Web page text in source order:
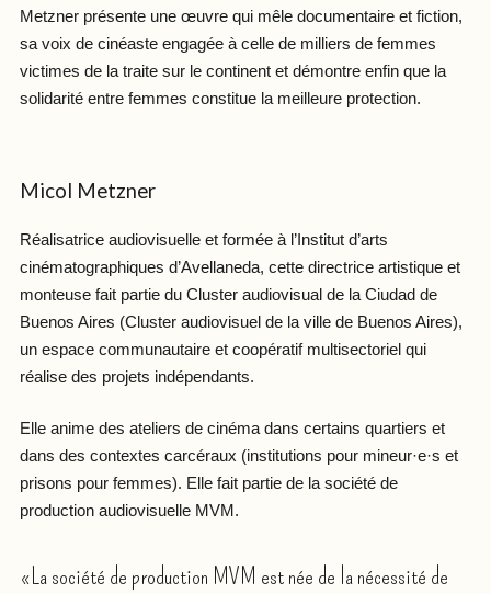
Metzner présente une œuvre qui mêle documentaire et fiction,
sa voix de cinéaste engagée à celle de milliers de femmes
victimes de la traite sur le continent et démontre enfin que la
solidarité entre femmes constitue la meilleure protection.
Micol Metzner
Réalisatrice audiovisuelle et formée à l’Institut d’arts
cinématographiques d’Avellaneda, cette directrice artistique et
monteuse fait partie du Cluster audiovisual de la Ciudad de
Buenos Aires (Cluster audiovisuel de la ville de Buenos Aires),
un espace communautaire et coopératif multisectoriel qui
réalise des projets indépendants.
Elle anime des ateliers de cinéma dans certains quartiers et
dans des contextes carcéraux (institutions pour mineur·e·s et
prisons pour femmes). Elle fait partie de la société de
production audiovisuelle MVM.
«La société de production MVM est née de la nécessité de